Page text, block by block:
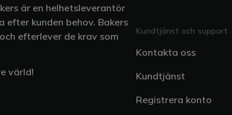
är en helhetsleverantör
efter kunden behov. Bakers
efterlever de krav som
värld!
Kundtjänst och support
Kontakta oss
Kundtjänst
Registrera konto